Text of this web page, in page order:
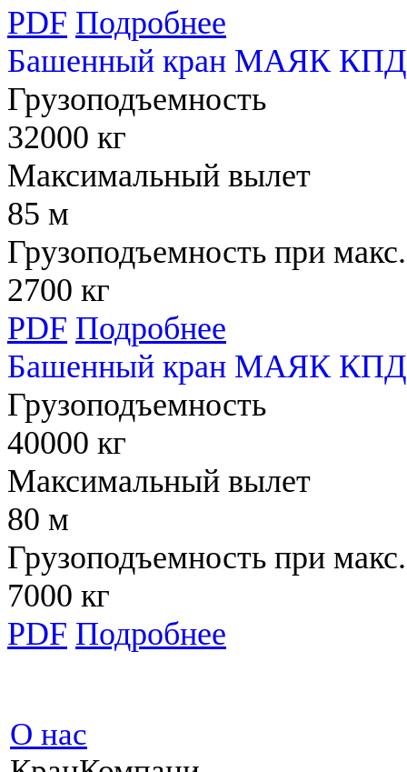
PDF Подробнее
Башенный кран МАЯК КПД
Грузоподъемность
32000 кг
Максимальный вылет
85 м
Грузоподъемность при
2700 кг
PDF Подробнее
Башенный кран МАЯК КПД
Грузоподъемность
40000 кг
Максимальный вылет
80 м
Грузоподъемность при
7000 кг
PDF Подробнее
О нас